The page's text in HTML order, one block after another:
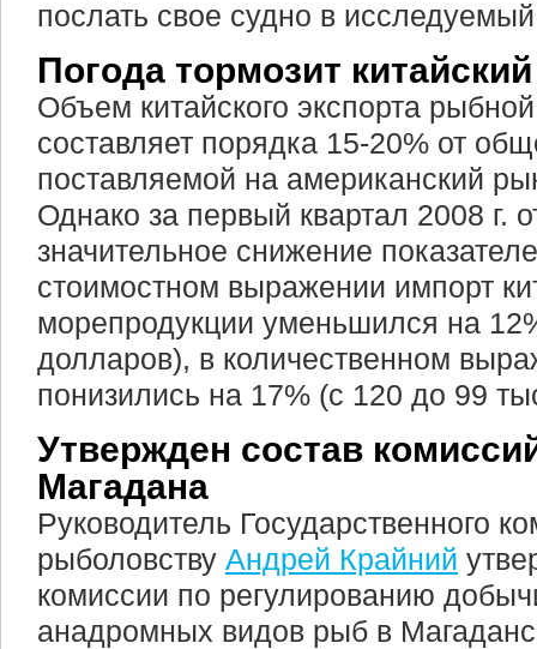
послать свое судно в
Погода тормозит
Объем китайского экспорта
составляет порядка 15-20% от
поставляемой на американский
Однако за первый квартал 2008 г.
значительное снижение
стоимостном выражении импорт
морепродукции уменьшился на
долларов), в количественном
понизились на 17% (с 120 до 99
Утвержден состав
Магадана
Руководитель Государственного
рыболовству Андрей Крайний
комиссии по регулированию
анадромных видов рыб в